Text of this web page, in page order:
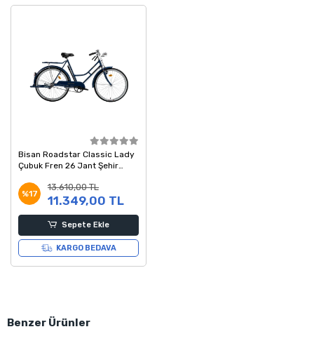
Bisan Roadstar Classic Lady
Çubuk Fren 26 Jant Şehir
Kadro
%17
13.610,00 TL
11.349,00 TL
Sepete Ekle
KARGO BEDAVA
Benzer Ürünler